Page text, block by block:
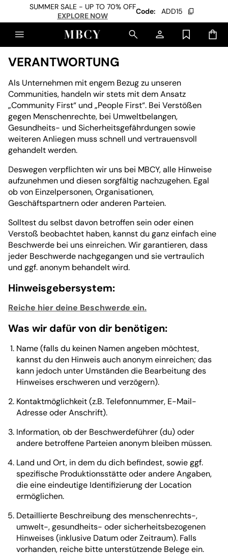
SUMMER SALE - UP TO 70% OFF
EXPLORE NOW
Code: ADD15
VERANTWORTUNG
Als Unternehmen mit engem Bezug zu unseren
Communities, handeln wir stets mit dem Ansatz
„Community First“ und „People First“. Bei Verstößen
gegen Menschenrechte, bei Umweltbelangen,
Gesundheits- und Sicherheitsgefährdungen sowie
weiteren Anliegen muss schnell und vertrauensvoll
gehandelt werden.
Deswegen verpflichten wir uns bei MBCY, alle Hinweise
aufzunehmen und diesen sorgfältig nachzugehen. Egal
ob von Einzelpersonen, Organisationen,
Geschäftspartnern oder anderen Parteien.
Solltest du selbst davon betroffen sein oder einen
Verstoß beobachtet haben, kannst du ganz einfach eine
Beschwerde bei uns einreichen. Wir garantieren, dass
jeder Beschwerde nachgegangen und sie vertraulich
und ggf. anonym behandelt wird.
Hinweisgebersystem:
Reiche hier deine Beschwerde ein.
Was wir dafür von dir benötigen:
Name (falls du keinen Namen angeben möchtest,
kannst du den Hinweis auch anonym einreichen; das
kann jedoch unter Umständen die Bearbeitung des
Hinweises erschweren und verzögern).
Kontaktmöglichkeit (z.B. Telefonnummer, E-Mail-
Adresse oder Anschrift).
Information, ob der Beschwerdeführer (du) oder
andere betroffene Parteien anonym bleiben müssen.
Land und Ort, in dem du dich befindest, sowie ggf.
spezifische Produktionsstätte oder andere Angaben,
die eine eindeutige Identifizierung der Location
ermöglichen.
Detaillierte Beschreibung des menschenrechts-,
umwelt-, gesundheits- oder sicherheitsbezogenen
Hinweises (inklusive Datum oder Zeitraum). Falls
vorhanden, reiche bitte unterstützende Belege ein.